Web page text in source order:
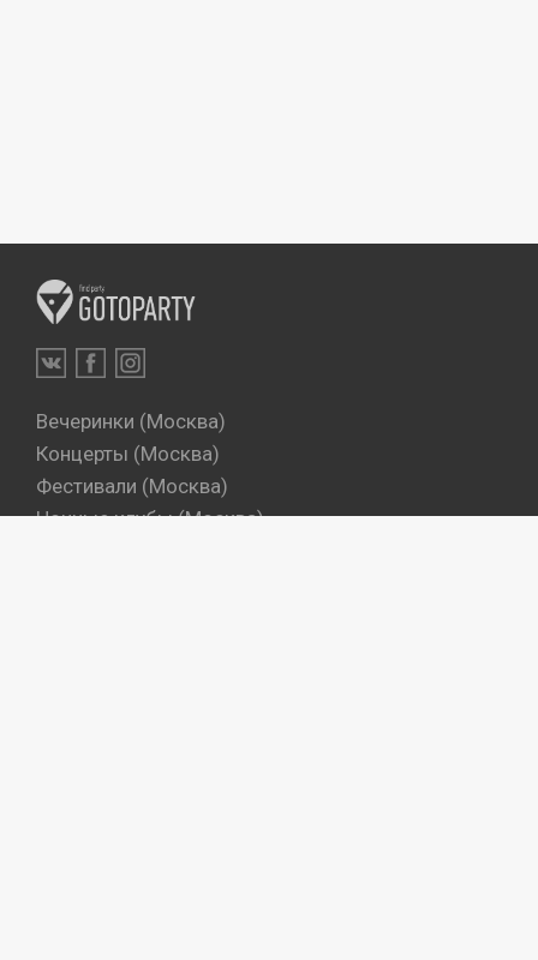
Вечеринки (Москва)
Концерты (Москва)
Фестивали (Москва)
Ночные клубы (Москва)